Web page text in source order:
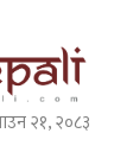
२१, २०८३